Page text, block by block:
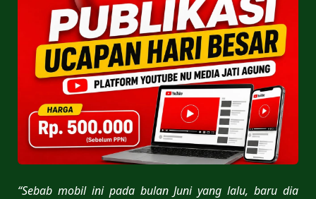
“Sebab mobil ini pada bulan Juni yang lalu, baru dia